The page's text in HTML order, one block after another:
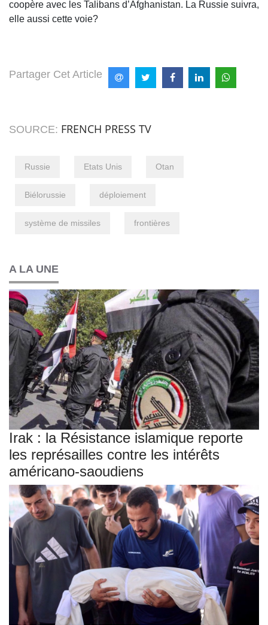
coopère avec les Talibans d’Afghanistan. La Russie suivra,
elle aussi cette voie?
Partager Cet Article
SOURCE: FRENCH PRESS TV
Russie Etats Unis Otan
Biélorussie déploiement
système de missiles frontières
A LA UNE
Irak : la Résistance islamique reporte
les représailles contre les intérêts
américano-saoudiens